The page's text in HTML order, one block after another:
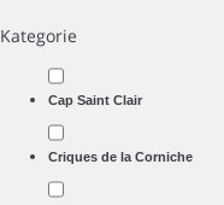
Kategorie
Cap Saint Clair
Criques de la Corniche